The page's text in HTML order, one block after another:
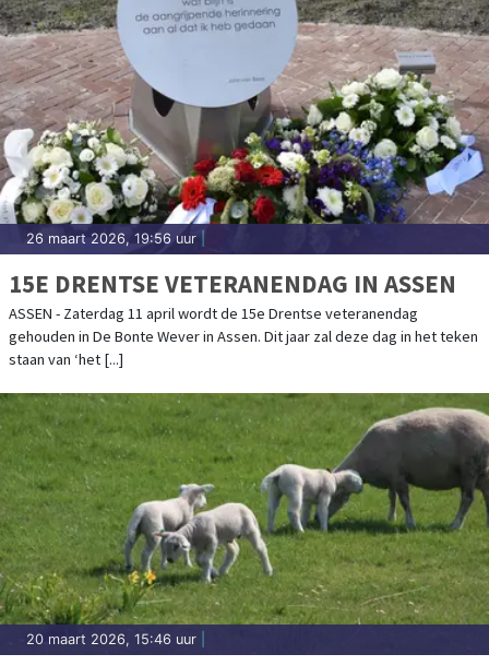
26 maart 2026, 19:56 uur |
15E DRENTSE VETERANENDAG IN ASSEN
ASSEN - Zaterdag 11 april wordt de 15e Drentse veteranendag
gehouden in De Bonte Wever in Assen. Dit jaar zal deze dag in het teken
staan van ‘het [...]
20 maart 2026, 15:46 uur